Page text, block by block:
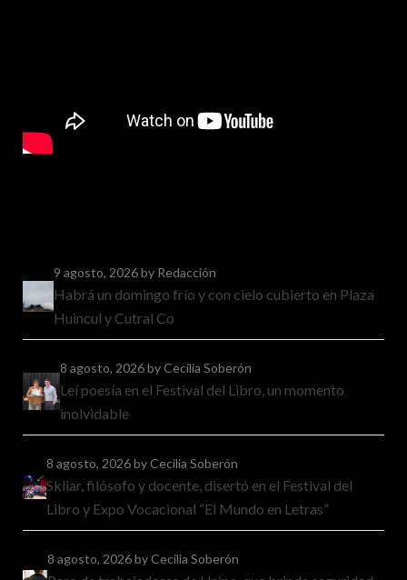
9 agosto, 2026by Redacción
Habrá un domingo frío y con cielo cubierto en Plaza
Huincul y Cutral Co
8 agosto, 2026by Cecilia Soberón
Leí poesía en el Festival del Libro, un momento
inolvidable
8 agosto, 2026by Cecilia Soberón
Skliar, filósofo y docente, disertó en el Festival del
Libro y Expo Vocacional “El Mundo en Letras”
8 agosto, 2026by Cecilia Soberón